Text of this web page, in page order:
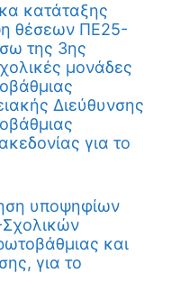
κατάταξης
θέσεων ΠΕ25-
της 3ης
μονάδες
Διεύθυνσης
για το
υποψηφίων
και
για το